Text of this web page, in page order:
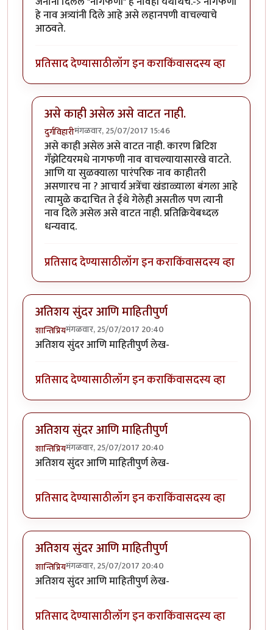
हे नाव अत्र्यांनी दिले आहे असे लहानपणी वाचल्याचे
आठवते.
प्रतिसाद देण्यासाठीलॉग इन कराकिंवासदस्य व्हा
असे काही असेल असे वाटत नाही.
दुर्गविहारीमंगळवार, 25/07/2017 15:46
In reply toनागफणी - प्र. के. अत्रेbyसाबु
असे काही असेल असे वाटत नाही. कारण ब्रिटिश
गँझेटियरमधे नागफणी नाव वाचल्यायासारखे वाटते.
आणि या सुळक्याला पारंपरिक नाव काहीतरी
असणारच ना ? आचार्य अत्रेंचा खंडाळ्याला बंगला आहे
त्यामुळे कदाचित ते ईथे गेलेही असतील पण त्यानी
नाव दिले असेल असे वाटत नाही. प्रतिक्रियेबध्दल
धन्यवाद.
प्रतिसाद देण्यासाठीलॉग इन कराकिंवासदस्य व्हा
अतिशय सुंदर आणि माहितीपुर्ण
शान्तिप्रियमंगळवार, 25/07/2017 20:40
अतिशय सुंदर आणि माहितीपुर्ण लेख-
प्रतिसाद देण्यासाठीलॉग इन कराकिंवासदस्य व्हा
अतिशय सुंदर आणि माहितीपुर्ण
शान्तिप्रियमंगळवार, 25/07/2017 20:40
अतिशय सुंदर आणि माहितीपुर्ण लेख-
प्रतिसाद देण्यासाठीलॉग इन कराकिंवासदस्य व्हा
अतिशय सुंदर आणि माहितीपुर्ण
शान्तिप्रियमंगळवार, 25/07/2017 20:40
अतिशय सुंदर आणि माहितीपुर्ण लेख-
प्रतिसाद देण्यासाठीलॉग इन कराकिंवासदस्य व्हा